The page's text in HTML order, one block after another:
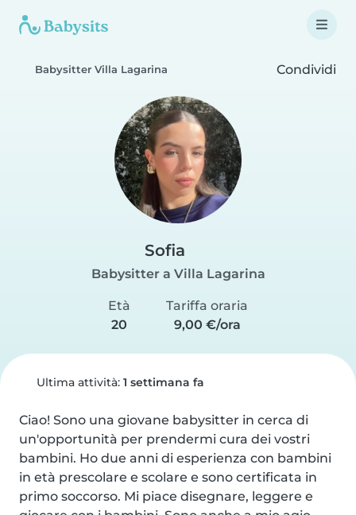
Babysitter Villa Lagarina Condividi
Sofia
Babysitter a Villa Lagarina
Età
20
Tariffa oraria
9,00 €/ora
Ultima attività: 1 settimana fa
Ciao! Sono una giovane babysitter in cerca di
un'opportunità per prendermi cura dei vostri
bambini. Ho due anni di esperienza con bambini
in età prescolare e scolare e sono certificata in
primo soccorso. Mi piace disegnare, leggere e